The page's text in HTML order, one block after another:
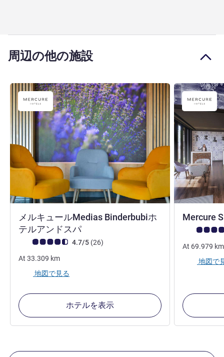
周辺の他の施設
メルキュールMedias Binderbubiホ
テルアンドスパ
お客さまの声 (確認済みレビュー アコーホテルズ)
4.7/5 (26件のレビュー
)
At 33.309 km
地図で見る
ホテルを表示
Mercure
お客さまの
At 69.979 km
地図で